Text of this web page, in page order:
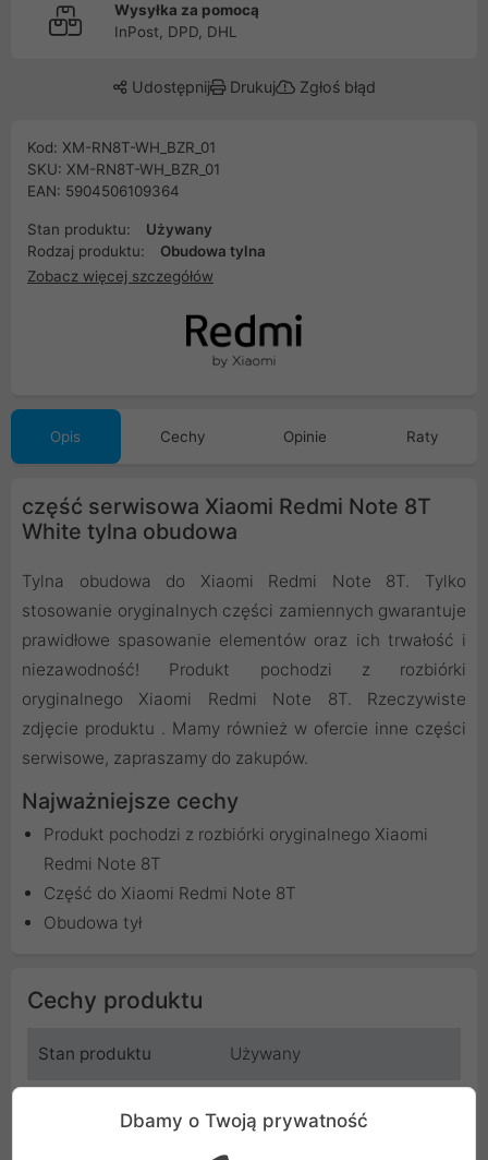
Wysyłka za pomocą
InPost, DPD, DHL
Udostępnij Drukuj Zgłoś błąd
Kod: XM-RN8T-WH_BZR_01
SKU: XM-RN8T-WH_BZR_01
EAN: 5904506109364
Stan produktu:
Używany
Rodzaj produktu:
Obudowa tylna
Zobacz więcej szczegółów
Opis Cechy Opinie Raty
część serwisowa Xiaomi Redmi Note 8T
White tylna obudowa
Tylna obudowa do Xiaomi Redmi Note 8T. Tylko
stosowanie oryginalnych części zamiennych gwarantuje
prawidłowe spasowanie elementów oraz ich trwałość i
niezawodność! Produkt pochodzi z rozbiórki
oryginalnego Xiaomi Redmi Note 8T. Rzeczywiste
zdjęcie produktu . Mamy również w ofercie inne części
serwisowe, zapraszamy do zakupów.
Najważniejsze cechy
Produkt pochodzi z rozbiórki oryginalnego Xiaomi
Redmi Note 8T
Część do Xiaomi Redmi Note 8T
Obudowa tył
Cechy produktu
Stan produktu Używany
Dbamy o Twoją prywatność